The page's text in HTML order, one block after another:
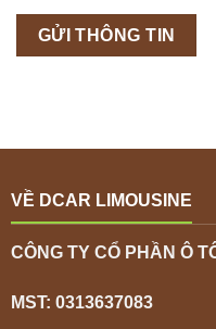
VỀ DCAR LIMOUSINE
CÔNG TY CỔ PHẦN Ô
MST: 0313637083